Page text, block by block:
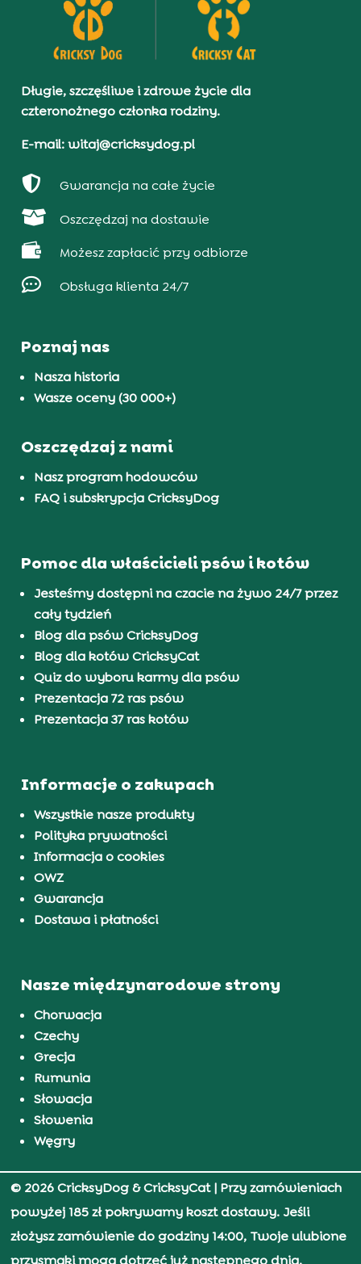
Długie, szczęśliwe i zdrowe życie dla
czteronożnego członka rodziny.
E-mail: witaj@cricksydog.pl
 Gwarancja na całe życie
 Oszczędzaj na dostawie
 Możesz zapłacić przy odbiorze
 Obsługa klienta 24/7
Poznaj nas
Nasza historia
Wasze oceny (30 000+)
Oszczędzaj z nami
Nasz program hodowców
FAQ i subskrypcja CricksyDog
Pomoc dla właścicieli psów i kotów
Jesteśmy dostępni na czacie na żywo 24/7 przez
cały tydzień
Blog dla psów CricksyDog
Blog dla kotów CricksyCat
Quiz do wyboru karmy dla psów
Prezentacja 72 ras psów
Prezentacja 37 ras kotów
Informacje o zakupach
Wszystkie nasze produkty
Polityka prywatności
Informacja o cookies
OWZ
Gwarancja
Dostawa i płatności
Nasze międzynarodowe strony
Chorwacja
Czechy
Grecja
Rumunia
Słowacja
Słowenia
Węgry
© 2026 CricksyDog & CricksyCat| Przy zamówieniach
powyżej 185 zł pokrywamy koszt dostawy. Jeśli
złożysz zamówienie do godziny 14:00, Twoje ulubione
przysmaki mogą dotrzeć już następnego dnia.